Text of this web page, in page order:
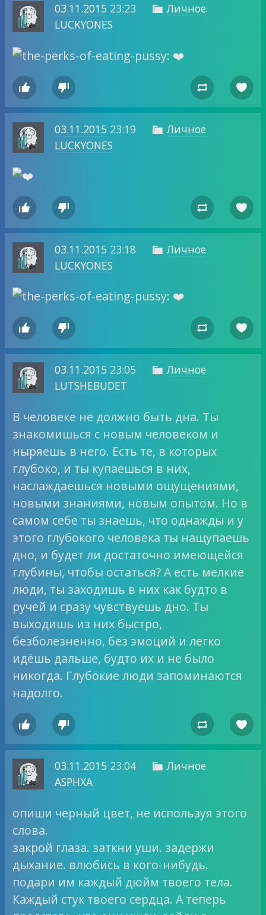
03.11.2015 23:23  Личное
LUCKYONES
   
03.11.2015 23:19  Личное
LUCKYONES
   
03.11.2015 23:18  Личное
LUCKYONES
   
03.11.2015 23:05  Личное
LUTSHEBUDET
В человеке не должно быть дна. Ты
знакомишься с новым человеком и
ныряешь в него. Есть те, в которых
глубоко, и ты купаешься в них,
наслаждаешься новыми ощущениями,
новыми знаниями, новым опытом. Но в
самом себе ты знаешь, что однажды и у
этого глубокого человека ты нащупаешь
дно, и будет ли достаточно имеющейся
глубины, чтобы остаться? А есть мелкие
люди, ты заходишь в них как будто в
ручей и сразу чувствуешь дно. Ты
выходишь из них быстро,
безболезненно, без эмоций и легко
идёшь дальше, будто их и не было
никогда. Глубокие люди запоминаются
надолго.
   
03.11.2015 23:04  Личное
ASPHXA
опиши черный цвет, не используя этого
слова.
закрой глаза. заткни уши. задержи
дыхание. влюбись в кого-нибудь.
подари им каждый дюйм твоего тела.
Каждый стук твоего сердца. А теперь